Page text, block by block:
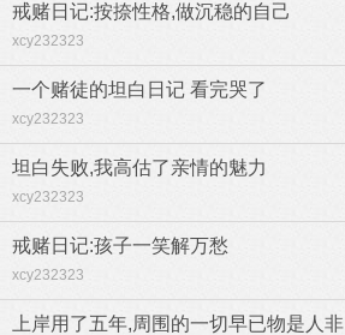
戒赌日记:按捺性格,做沉稳的自己
xcy232323
一个赌徒的坦白日记 看完哭了
xcy232323
坦白失败,我高估了亲情的魅力
xcy232323
戒赌日记:孩子一笑解万愁
xcy232323
上岸用了五年,周围的一切早已物是人非